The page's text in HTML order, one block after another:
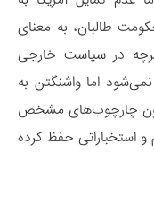
طالبان، به معنای
در سیاست خارجی
اما واشنگتن به
چارچوب‌های مشخص
استخباراتی حفظ کرده